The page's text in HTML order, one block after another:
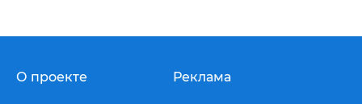
О проекте Реклама